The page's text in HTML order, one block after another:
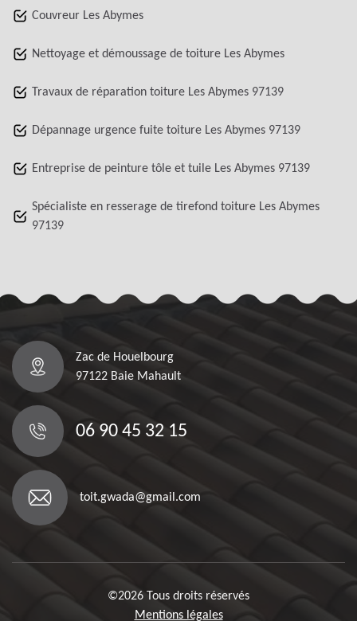
Couvreur Les Abymes
Nettoyage et démoussage de toiture Les Abymes
Travaux de réparation toiture Les Abymes 97139
Dépannage urgence fuite toiture Les Abymes 97139
Entreprise de peinture tôle et tuile Les Abymes 97139
Spécialiste en resserage de tirefond toiture Les Abymes
97139
Zac de Houelbourg
97122 Baie Mahault
06 90 45 32 15
toit.gwada@gmail.com
©2026 Tous droits réservés
Mentions légales